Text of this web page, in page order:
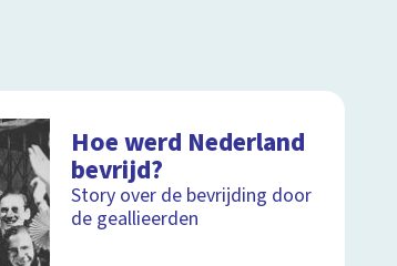
Hoe werd Nederland
bevrijd?
Story over de bevrijding door
de geallieerden